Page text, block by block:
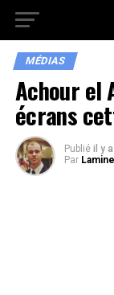
MÉDIAS
Achour el
écrans
Publié il y
Par